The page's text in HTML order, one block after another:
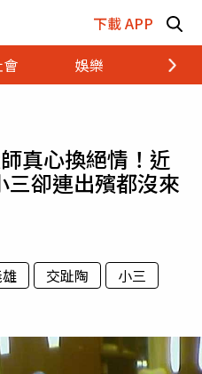
下載 APP
娛樂 財經
真心換絕情！近
卻連出殯都沒來
交趾陶
小三